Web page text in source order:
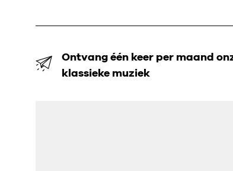
Ontvang één keer per maand
klassieke muziek